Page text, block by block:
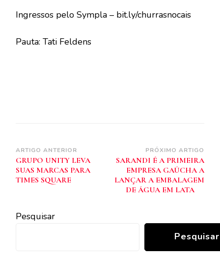
Ingressos pelo Sympla – bit.ly/churrasnocais
Pauta: Tati Feldens
Navegação
de
post
ARTIGO ANTERIOR
GRUPO UNITY LEVA
SUAS MARCAS PARA
TIMES SQUARE
PRÓXIMO ARTIGO
SARANDI É A PRIMEIRA
EMPRESA GAÚCHA A
LANÇAR A EMBALAGEM
DE ÁGUA EM LATA
Pesquisar
Pesquisar